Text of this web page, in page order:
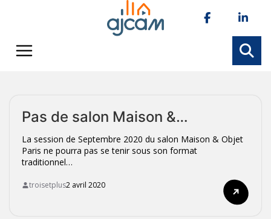
Pas de salon Maison &…
La session de Septembre 2020 du salon Maison & Objet
Paris ne pourra pas se tenir sous son format
traditionnel…

troisetplus2 avril 2020